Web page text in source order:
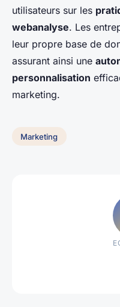
utilisateurs sur les
webanalyse. Les
leur propre base de
assurant ainsi une
personnalisation
marketing.
Marketing